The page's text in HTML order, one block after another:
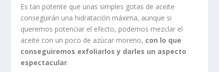
Es tan potente que unas simples gotas de aceite
conseguirán una hidratación máxima, aunque si
queremos potenciar el efecto, podemos mezclar el
aceite con un poco de azúcar moreno, con lo que
conseguiremos exfoliarlos y darles un aspecto
espectacular.